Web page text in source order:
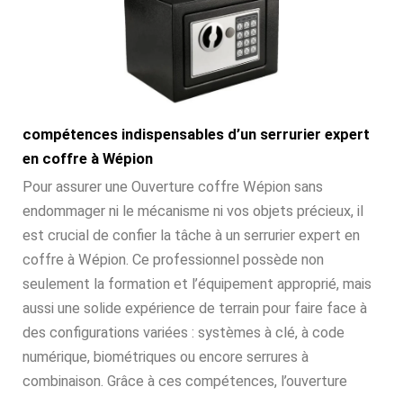
compétences indispensables d’un serrurier expert
en coffre à Wépion
Pour assurer une Ouverture coffre Wépion sans
endommager ni le mécanisme ni vos objets précieux, il
est crucial de confier la tâche à un serrurier expert en
coffre à Wépion. Ce professionnel possède non
seulement la formation et l’équipement approprié, mais
aussi une solide expérience de terrain pour faire face à
des configurations variées : systèmes à clé, à code
numérique, biométriques ou encore serrures à
combinaison. Grâce à ces compétences, l’ouverture